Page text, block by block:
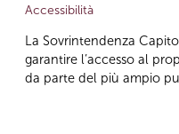
Accessibilità
La Sovrintendenza
garantire l’accesso al
da parte del più ampio